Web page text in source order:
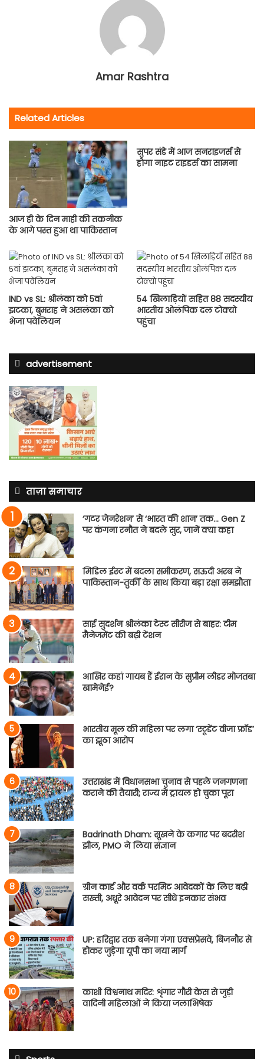
Amar Rashtra
Related Articles
आज ही के दिन माही की तकनीक
के आगे पस्त हुआ था पाकिस्तान
सुपर संडे में आज सनराइजर्स से
होगा नाइट राइडर्स का सामना
IND vs SL: श्रीलंका को 5वां
झटका, बुमराह ने असलंका को
भेजा पवेलियन
54 खिलाड़ियों सहित 88 सदस्यीय
भारतीय ओलंपिक दल टोक्यो
पहुंचा
advertisement
ताज़ा समाचार
‘गटर जेनरेशन’ से ‘भारत की शान’ तक… Gen Z
पर कंगना रनौत ने बदले सुर, जानें क्या कहा
मिडिल ईस्ट में बदला समीकरण, सऊदी अरब ने
पाकिस्तान-तुर्की के साथ किया बड़ा रक्षा समझौता
साई सुदर्शन श्रीलंका टेस्ट सीरीज से बाहर: टीम
मैनेजमेंट की बढ़ी टेंशन
आखिर कहां गायब हैं ईरान के सुप्रीम लीडर मोजतबा
खामेनेई?
भारतीय मूल की महिला पर लगा ‘स्टूडेंट वीजा फ्रॉड’
का झूठा आरोप
उत्तराखंड में विधानसभा चुनाव से पहले जनगणना
कराने की तैयारी; राज्य में ट्रायल हो चुका पूरा
Badrinath Dham: सूखने के कगार पर बदरीश
झील, PMO ने लिया संज्ञान
ग्रीन कार्ड और वर्क परमिट आवेदकों के लिए बढ़ी
सख्ती, अधूरे आवेदन पर सीधे इनकार संभव
UP: हरिद्वार तक बनेगा गंगा एक्सप्रेसवे, बिजनौर से
होकर जुड़ेगा यूपी का नया मार्ग
काशी विश्वनाथ मदिर: शृंगार गौरी केस से जुड़ी
वादिनी महिलाओं ने किया जलाभिषेक